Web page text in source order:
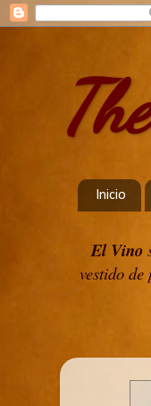
Inicio
El Vino
vestido